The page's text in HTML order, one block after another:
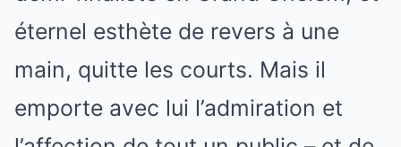
éternel esthète de revers à une
main, quitte les courts. Mais il
emporte avec lui l’admiration et